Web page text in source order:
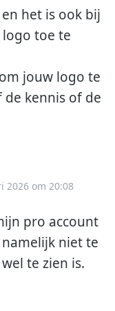
het is ook bij
toe te
jouw logo te
de kennis of de
2026 om 20:08
pro account
niet te
te zien is.